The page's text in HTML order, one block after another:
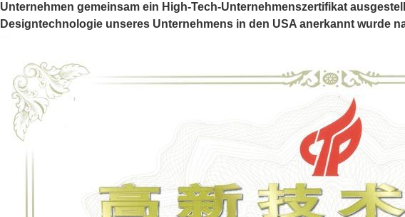
Unternehmen gemeinsam ein High-Tech-Unternehmenszertifikat
Designtechnologie unseres Unternehmens in den USA anerkannt wurde